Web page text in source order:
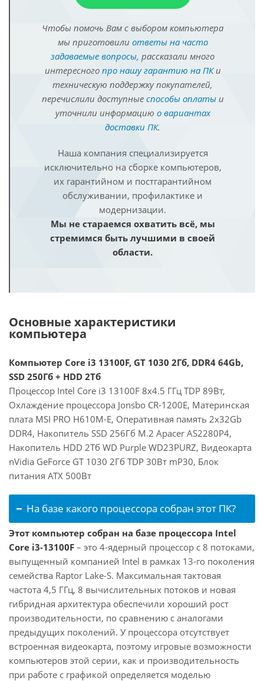
Чтобы помочь Вам с выбором компьютера
мы приготовили ответы на часто
задаваемые вопросы, рассказали много
интересного про нашу гарантию на ПКи
техническую поддержку покупателей,
перечислили доступные способы оплатыи
уточнили информацию о вариантах
доставки ПК.
Наша компания специализируется
исключительно на сборке компьютеров,
их гарантийном и постгарантийном
обслуживании, профилактике и
модернизации.
Мы не стараемся охватить всё, мы
стремимся быть лучшими в своей
области.
Основные характеристики
компьютера
Компьютер Core i3 13100F, GT 1030 2Гб, DDR4 64Gb,
SSD 250Гб + HDD 2Тб
Процессор Intel Core i3 13100F 8x4.5 ГГц TDP 89Вт,
Охлаждение процессора Jonsbo CR-1200E, Материнская
плата MSI PRO H610M-E, Оперативная память 2x32Gb
DDR4, Накопитель SSD 256Гб M.2 Apacer AS2280P4,
Накопитель HDD 2Тб WD Purple WD23PURZ, Видеокарта
nVidia GeForce GT 1030 2Гб TDP 30Вт mP30, Блок
питания ATX 500Вт
На базе какого процессора собран этот ПК?
Этот компьютер собран на базе процессора Intel
Core i3-13100F – это 4-ядерный процессор с 8 потоками,
выпущенный компанией Intel в рамках 13-го поколения
семейства Raptor Lake-S. Максимальная тактовая
частота 4,5 ГГц, 8 вычислительных потоков и новая
гибридная архитектура обеспечили хороший рост
производительности, по сравнению с аналогами
предыдущих поколений. У процессора отсутствует
встроенная видеокарта, поэтому игровые возможности
компьютеров этой серии, как и производительность
при работе с графикой определяется моделью